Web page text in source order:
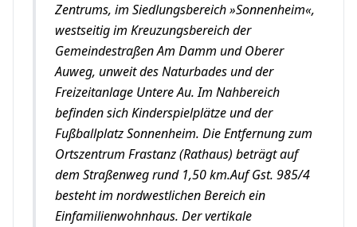
Zentrums, im Siedlungsbereich »Sonnenheim«,
westseitig im Kreuzungsbereich der
Gemeindestraßen Am Damm und Oberer
Auweg, unweit des Naturbades und der
Freizeitanlage Untere Au. Im Nahbereich
befinden sich Kinderspielplätze und der
Fußballplatz Sonnenheim. Die Entfernung zum
Ortszentrum Frastanz (Rathaus) beträgt auf
dem Straßenweg rund 1,50 km.Auf Gst. 985/4
besteht im nordwestlichen Bereich ein
Einfamilienwohnhaus. Der vertikale